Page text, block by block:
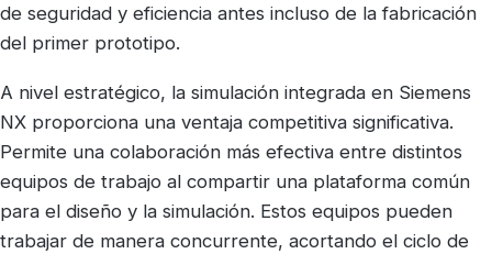
de seguridad y eficiencia antes incluso de la fabricación
del primer prototipo.
A nivel estratégico, la simulación integrada en Siemens
NX proporciona una ventaja competitiva significativa.
Permite una colaboración más efectiva entre distintos
equipos de trabajo al compartir una plataforma común
para el diseño y la simulación. Estos equipos pueden
trabajar de manera concurrente, acortando el ciclo de